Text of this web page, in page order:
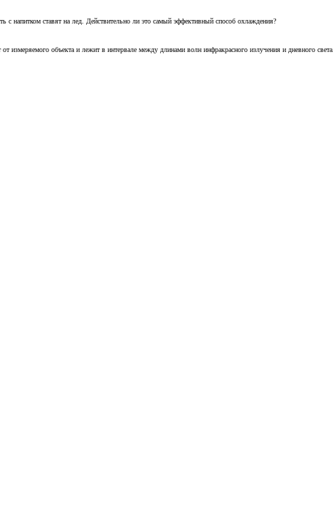
напитком ставят на лед. Действительно ли это самый эффективный способ охлаждения?
измеряемого объекта и лежит в интервале между длинами волн инфракрасного излучения и дневного света.